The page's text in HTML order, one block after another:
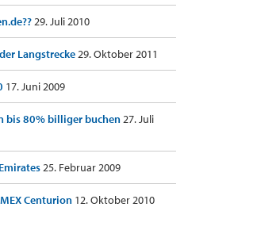
29. Juli 2010
Langstrecke29. Oktober 2011
17. Juni 2009
bis 80% billiger buchen27. Juli
25. Februar 2009
Centurion 12. Oktober 2010